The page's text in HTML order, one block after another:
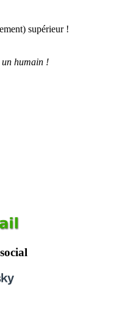
supérieur !
un humain !